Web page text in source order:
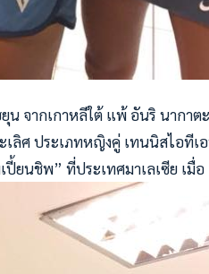
จากเกาหลีใต้ แพ้ อันริ นากาต
ลิศ ประเภทหญิงคู่ เทนนิสไอทีเ
ยนชิพ” ที่ประเทศมาเลเซีย เมื่อ